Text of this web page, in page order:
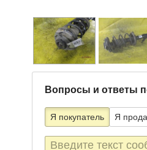
Вопросы и ответы
Я покупатель Я
Текст